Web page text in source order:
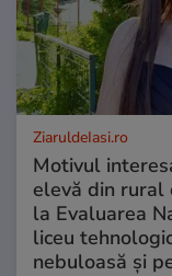
ZiaruldeIasi.ro
Motivul
elevă din rural
la Evaluarea
liceu
nebuloasă și